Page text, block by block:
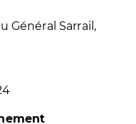
Général Sarrail,